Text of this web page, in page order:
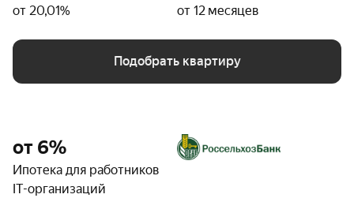
от 20,01%
от 12 месяцев
Подобрать квартиру
от 6%
Ипотека для работников
IT-организаций